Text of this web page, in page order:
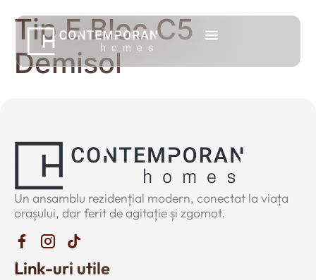
Tip E Bloc C5
Demisol
Un ansamblu rezidențial modern, conectat la viața
orașului, dar ferit de agitație și zgomot.
Link-uri utile